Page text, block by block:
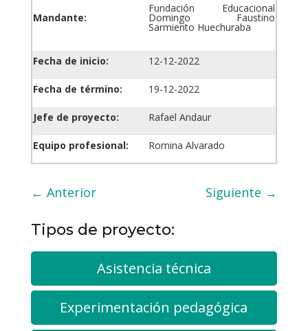
Mandante:
Fundación Educacional
Domingo Faustino
Sarmiento Huechuraba
Fecha de inicio: 12-12-2022
Fecha de término: 19-12-2022
Jefe de proyecto: Rafael Andaur
Equipo profesional: Romina Alvarado
← Anterior Siguiente →
Tipos de proyecto:
Asistencia técnica
Experimentación pedagógica